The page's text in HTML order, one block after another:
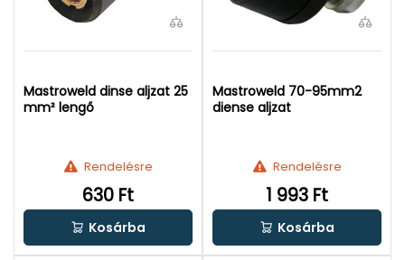
Mastroweld dinse aljzat 25
mm² lengő
Rendelésre
630 Ft
Kosárba
Mastroweld 70-95mm2
diense aljzat
Rendelésre
1 993 Ft
Kosárba